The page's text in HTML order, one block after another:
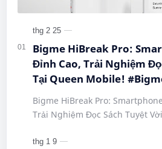
Bigme HiBreak Pro:
Đỉnh Cao, Trải Nghiệm
Tại Queen Mobile!
#SmartphoneEInk
#HiBreakPro5G
#CongNgheMoi
#EInkPhone
Bigme HiBreak Pro:
Trải Nghiệm Đọc Sách Tuyệt
#Hi…